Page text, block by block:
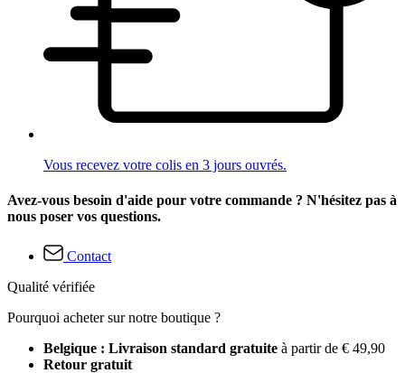
Vous recevez votre colis en 3 jours ouvrés.
Avez-vous besoin d'aide pour votre commande ? N'hésitez pas à
nous poser vos questions.
Contact
Qualité vérifiée
Pourquoi acheter sur notre boutique ?
Belgique : Livraison standard gratuite à partir de € 49,90
Retour gratuit